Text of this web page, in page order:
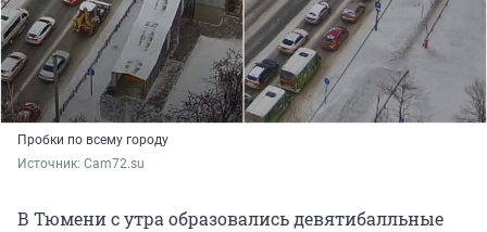
Пробки по всему городу
Источник: Cam72.su
В Тюмени с утра образовались девятибалльные